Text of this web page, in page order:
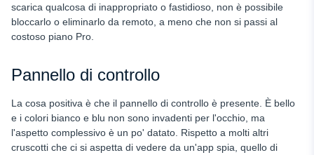
scarica qualcosa di inappropriato o fastidioso, non è possibile
bloccarlo o eliminarlo da remoto, a meno che non si passi al
costoso piano Pro.
Pannello di controllo
La cosa positiva è che il pannello di controllo è presente. È bello
e i colori bianco e blu non sono invadenti per l'occhio, ma
l'aspetto complessivo è un po' datato. Rispetto a molti altri
cruscotti che ci si aspetta di vedere da un'app spia, quello di